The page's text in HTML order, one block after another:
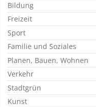
Bildung
Freizeit
Sport
Familie und Soziales
Planen, Bauen, Wohnen
Verkehr
Stadtgrün
Kunst